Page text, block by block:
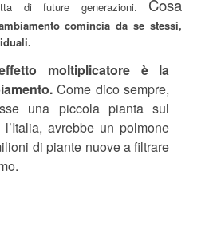
di future generazioni. Cosa
comincia da se stessi,
moltiplicatore è la
Come dico sempre,
una piccola pianta sul
avrebbe un polmone
di piante nuove a filtrare